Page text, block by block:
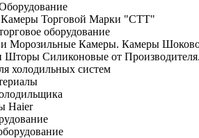
Торговой Марки "СТТ"
оборудование
Морозильные Камеры. Камеры
Силиконовые от Производителя.
холодильных систем
Haier